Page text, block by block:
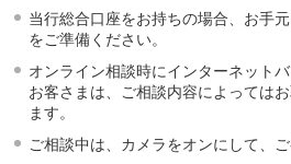
香川県
愛媛県
高知県
九州・沖縄
福岡県
熊本県
当行総合口座をお持ちの場合、お手
をご準備ください。
オンライン相談時にインターネット
お客さまは、ご相談内容によっては
ます。
ご相談中は、カメラをオンにして、